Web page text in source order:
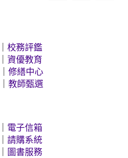
校務評鑑
資優教育
修繕中心
教師甄選
電子信箱
請購系統
圖書服務